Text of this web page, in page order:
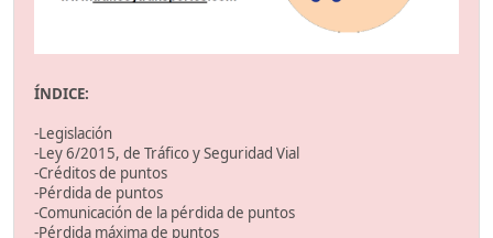
ÍNDICE:
-Legislación
-Ley 6/2015, de Tráfico y Seguridad Vial
-Créditos de puntos
-Pérdida de puntos
-Comunicación de la pérdida de puntos
-Pérdida máxima de puntos